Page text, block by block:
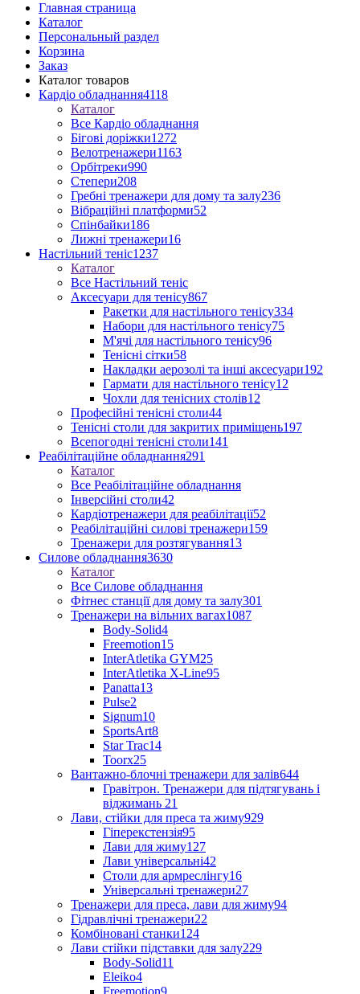
Главная страница
Каталог
Персональный раздел
Корзина
Заказ
Каталог товаров
Кардіо обладнання4118
Каталог
Все Кардіо обладнання
Бігові доріжки1272
Велотренажери1163
Орбітреки990
Степери208
Гребні тренажери для дому та залу236
Вібраційні платформи52
Спінбайки186
Лижні тренажери16
Настільний теніс1237
Каталог
Все Настільний теніс
Аксесуари для тенісу867
Ракетки для настільного тенісу334
Набори для настільного тенісу75
М'ячі для настільного тенісу96
Тенісні сітки58
Накладки аерозолі та інші аксесуари192
Гармати для настільного тенісу12
Чохли для тенісних столів12
Професійні тенісні столи44
Тенісні столи для закритих приміщень197
Всепогодні тенісні столи141
Реабілітаційне обладнання291
Каталог
Все Реабілітаційне обладнання
Інверсійні столи42
Кардіотренажери для реабілітації52
Реабілітаційні силові тренажери159
Тренажери для розтягування13
Силове обладнання3630
Каталог
Все Силове обладнання
Фітнес станції для дому та залу301
Тренажери на вільних вагах1087
Body-Solid4
Freemotion15
InterAtletika GYM25
InterAtletika X-Line95
Panatta13
Pulse2
Signum10
SportsArt8
Star Trac14
Toorx25
Вантажно-блочні тренажери для залів644
Гравітрон. Тренажери для підтягувань і
віджимань 21
Лави, стійки для преса та жиму929
Гіперекстензія95
Лави для жиму127
Лави універсальні42
Столи для армреслінгу16
Універсальні тренажери27
Тренажери для преса, лави для жиму94
Гідравлічні тренажери22
Комбіновані станки124
Лави стійки підставки для залу229
Body-Solid11
Eleiko4
Freemotion9